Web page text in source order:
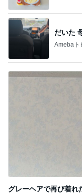
だいた
Amebaト
グレーヘアで再び着れ